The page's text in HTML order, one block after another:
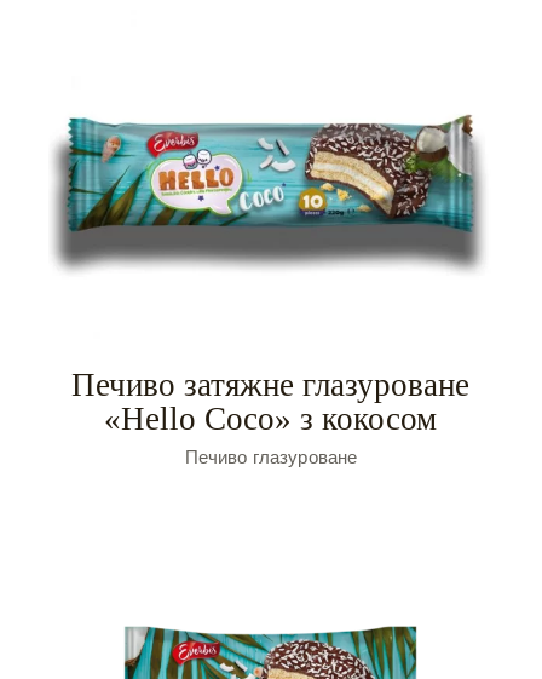
Печиво затяжне глазуроване
«Hello Coco» з кокосом
Печиво глазуроване